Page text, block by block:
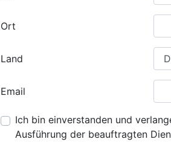
Ort
Land
Email
Ich bin einverstanden und
Ausführung der beauftragten